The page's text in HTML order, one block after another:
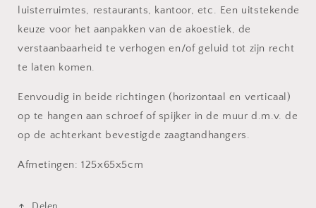
luisterruimtes, restaurants, kantoor, etc. Een uitstekende
keuze voor het aanpakken van de akoestiek, de
verstaanbaarheid te verhogen en/of geluid tot zijn recht
te laten komen.
Eenvoudig in beide richtingen (horizontaal en verticaal)
op te hangen aan schroef of spijker in de muur d.m.v. de
op de achterkant bevestigde zaagtandhangers.
Afmetingen: 125x65x5cm